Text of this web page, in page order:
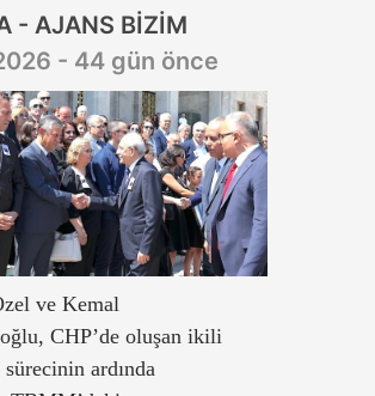
- AJANS BİZİM
- 44 gün önce
ve Kemal
CHP’de oluşan ikili
ardında